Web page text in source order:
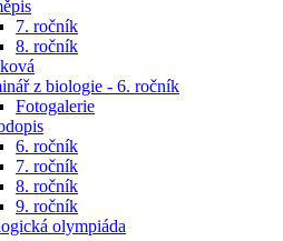
7. ročník
8. ročník
z biologie - 6. ročník
Fotogalerie
6. ročník
7. ročník
8. ročník
9. ročník
olympiáda